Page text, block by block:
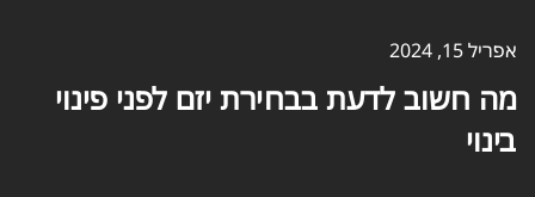
אפריל 15, 2024
מה חשוב לדעת בבחירת יזם לפני פינוי
בינוי